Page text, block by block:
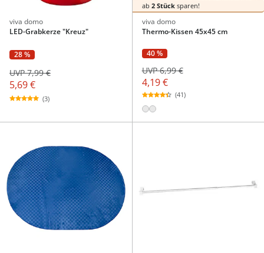
viva domo
LED-Grabkerze "Kreuz"
28 %
5,69 €
UVP 7,99 €
(3)
ab 2 Stücksparen!
viva domo
Thermo-Kissen 45x45 cm
40 %
4,19 €
UVP 6,99 €
(41)